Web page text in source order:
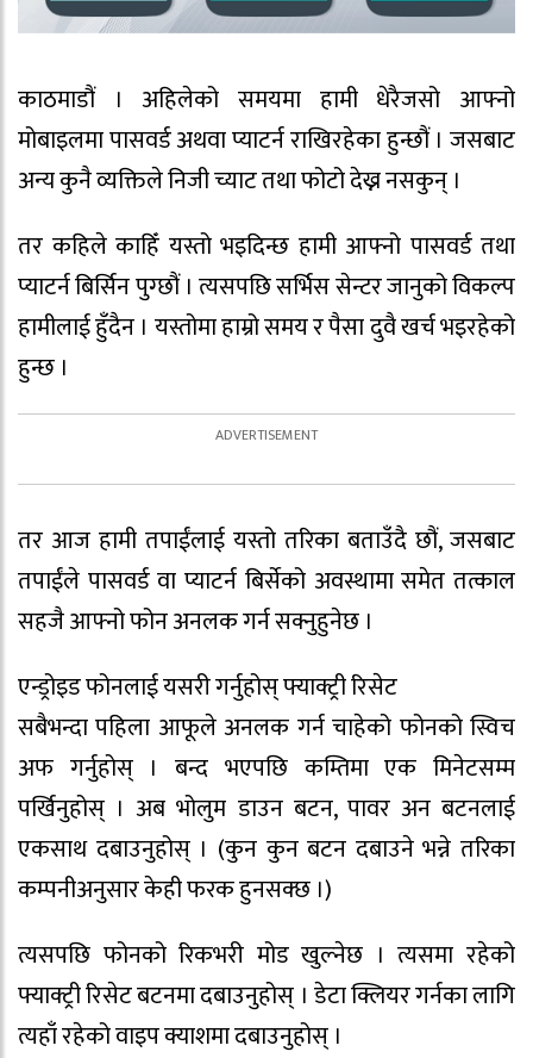
काठमाडौं । अहिलेको समयमा हामी धेरैजसो आफ्नो
मोबाइलमा पासवर्ड अथवा प्याटर्न राखिरहेका हुन्छौं । जसबाट
अन्य कुनै व्यक्तिले निजी च्याट तथा फोटो देख्न नसकुन् ।
तर कहिले काहिँ यस्तो भइदिन्छ हामी आफ्नो पासवर्ड तथा
प्याटर्न बिर्सिन पुग्छौं । त्यसपछि सर्भिस सेन्टर जानुको विकल्प
हामीलाई हुँदैन । यस्तोमा हाम्रो समय र पैसा दुवै खर्च भइरहेको
हुन्छ ।
तर आज हामी तपाईंलाई यस्तो तरिका बताउँदै छौं, जसबाट
तपाईंले पासवर्ड वा प्याटर्न बिर्सेको अवस्थामा समेत तत्काल
सहजै आफ्नो फोन अनलक गर्न सक्नुहुनेछ ।
एन्ड्रोइड फोनलाई यसरी गर्नुहोस् फ्याक्ट्री रिसेट
सबैभन्दा पहिला आफूले अनलक गर्न चाहेको फोनको स्विच
अफ गर्नुहोस् । बन्द भएपछि कम्तिमा एक मिनेटसम्म
पर्खिनुहोस् । अब भोलुम डाउन बटन, पावर अन बटनलाई
एकसाथ दबाउनुहोस् । (कुन कुन बटन दबाउने भन्ने तरिका
कम्पनीअनुसार केही फरक हुनसक्छ ।)
त्यसपछि फोनको रिकभरी मोड खुल्नेछ । त्यसमा रहेको
फ्याक्ट्री रिसेट बटनमा दबाउनुहोस् । डेटा क्लियर गर्नका लागि
त्यहाँ रहेको वाइप क्याशमा दबाउनुहोस् ।